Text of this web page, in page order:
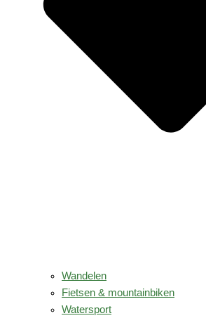
Wandelen
Fietsen & mountainbiken
Watersport